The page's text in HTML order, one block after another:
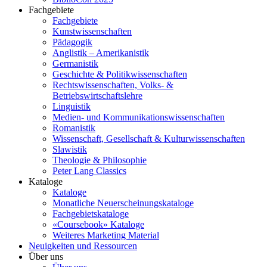
Fachgebiete
Fachgebiete
Kunstwissenschaften
Pädagogik
Anglistik – Amerikanistik
Germanistik
Geschichte & Politikwissenschaften
Rechtswissenschaften, Volks- &
Betriebswirtschaftslehre
Linguistik
Medien- und Kommunikationswissenschaften
Romanistik
Wissenschaft, Gesellschaft & Kulturwissenschaften
Slawistik
Theologie & Philosophie
Peter Lang Classics
Kataloge
Kataloge
Monatliche Neuerscheinungskataloge
Fachgebietskataloge
«Coursebook» Kataloge
Weiteres Marketing Material
Neuigkeiten und Ressourcen
Über uns